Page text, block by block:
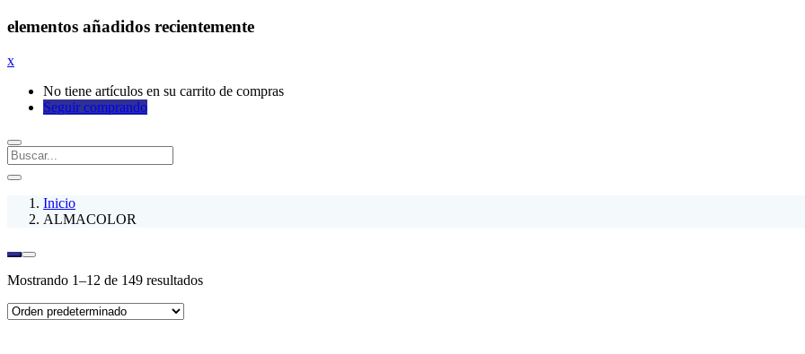
elementos añadidos recientemente
x
No tiene artículos en su carrito de compras
Seguir comprando
Inicio
ALMACOLOR
Mostrando 1–12 de 149 resultados